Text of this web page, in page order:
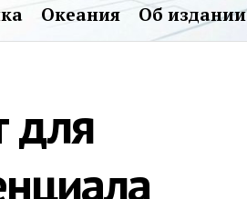
Океания Об издании
для